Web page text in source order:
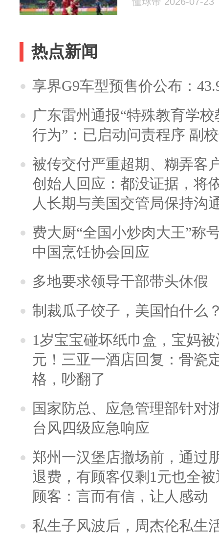
热点新闻
享界G9车型预售价公布：
广东雷州通报“特殊教育学
行为”：已启动问责程序 副
被传交付严重超期、糊弄客
创始人回应：都没证据，将
人长期与美国交管局保持沟
费大厨“全国小炒肉大王”称
中国烹饪协会回应
多地要求领导干部带头休假
制裁瓜子饺子，美国怕什么
1岁宝宝碰坏纸巾盒，宝妈
元！三亚一酒店回复：骨瓷
格，吵翻了
国家防总、应急管理部针对
台风四级应急响应
郑州一汉堡店撤场前，通过
退费，有顾客仅剩1元也全
顾客：言而有信，让人感动
私生子风波后，周杰伦私生